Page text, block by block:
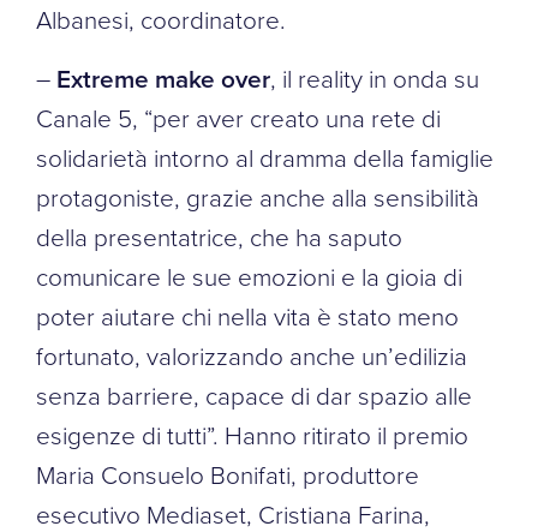
Albanesi, coordinatore.
– Extreme make over, il reality in onda su
Canale 5, “per aver creato una rete di
solidarietà intorno al dramma della famiglie
protagoniste, grazie anche alla sensibilità
della presentatrice, che ha saputo
comunicare le sue emozioni e la gioia di
poter aiutare chi nella vita è stato meno
fortunato, valorizzando anche un’edilizia
senza barriere, capace di dar spazio alle
esigenze di tutti”. Hanno ritirato il premio
Maria Consuelo Bonifati, produttore
esecutivo Mediaset, Cristiana Farina,